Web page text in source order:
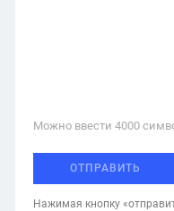
Можно ввести 4000
ОТПРАВИТЬ
Нажимая кнопку